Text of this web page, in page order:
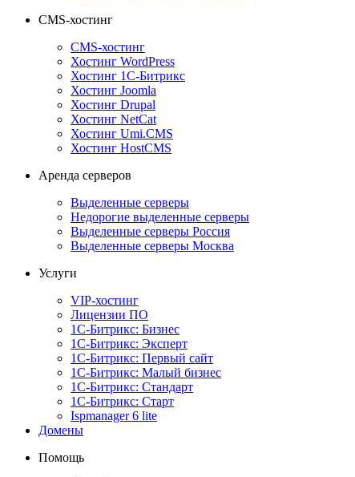
CMS-хостинг
CMS-хостинг
Хостинг WordPress
Хостинг 1С-Битрикс
Хостинг Joomla
Хостинг Drupal
Хостинг NetCat
Хостинг Umi.CMS
Хостинг HostCMS
Аренда серверов
Выделенные серверы
Недорогие выделенные серверы
Выделенные серверы Россия
Выделенные серверы Москва
Услуги
VIP-хостинг
Лицензии ПО
1С-Битрикс: Бизнес
1С-Битрикс: Эксперт
1С-Битрикс: Первый сайт
1С-Битрикс: Малый бизнес
1С-Битрикс: Стандарт
1С-Битрикс: Старт
Ispmanager 6 lite
Домены
Помощь